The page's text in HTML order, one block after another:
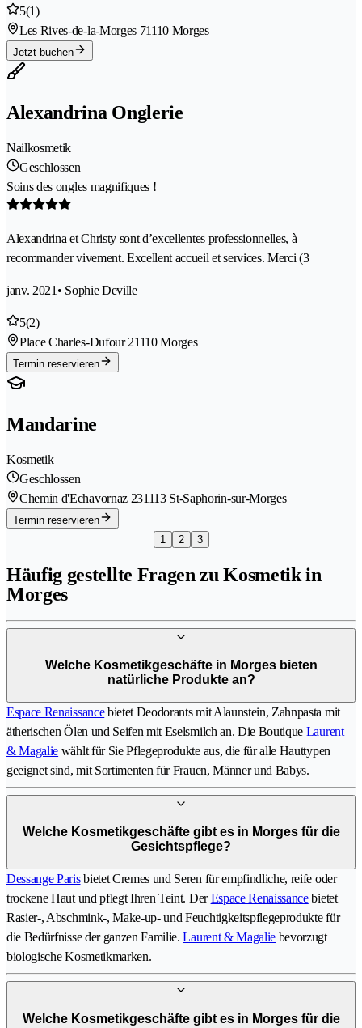
5(1)
Les Rives-de-la-Morges 71110 Morges
Jetzt buchen
Alexandrina Onglerie
Nailkosmetik
Geschlossen
Soins des ongles magnifiques !
Alexandrina et Christy sont d’excellentes professionnelles, à
recommander vivement. Excellent accueil et services. Merci (3
janv. 2021 • Sophie Deville
5(2)
Place Charles-Dufour 21110 Morges
Termin reservieren
Mandarine
Kosmetik
Geschlossen
Chemin d'Echavornaz 231113 St-Saphorin-sur-Morges
Termin reservieren
1
2 3
Häufig gestellte Fragen zu Kosmetik in
Morges
Welche Kosmetikgeschäfte in Morges bieten
natürliche Produkte an?
Espace Renaissancebietet Deodorants mit Alaunstein, Zahnpasta mit
ätherischen Ölen und Seifen mit Eselsmilch an. Die Boutique Laurent
& Magalie wählt für Sie Pflegeprodukte aus, die für alle Hauttypen
geeignet sind, mit Sortimenten für Frauen, Männer und Babys.
Welche Kosmetikgeschäfte gibt es in Morges für die
Gesichtspflege?
Dessange Parisbietet Cremes und Seren für empfindliche, reife oder
trockene Haut und pflegt Ihren Teint. DerEspace Renaissancebietet
Rasier-, Abschmink-, Make-up- und Feuchtigkeitspflegeprodukte für
die Bedürfnisse der ganzen Familie.Laurent & Magalie bevorzugt
biologische Kosmetikmarken.
Welche Kosmetikgeschäfte gibt es in Morges für die